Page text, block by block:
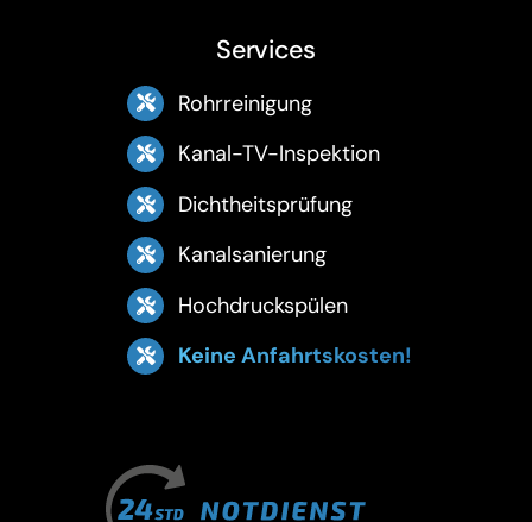
Services
Rohrreinigung
Kanal-TV-Inspektion
Dichtheitsprüfung
Kanalsanierung
Hochdruckspülen
Keine Anfahrtskosten!